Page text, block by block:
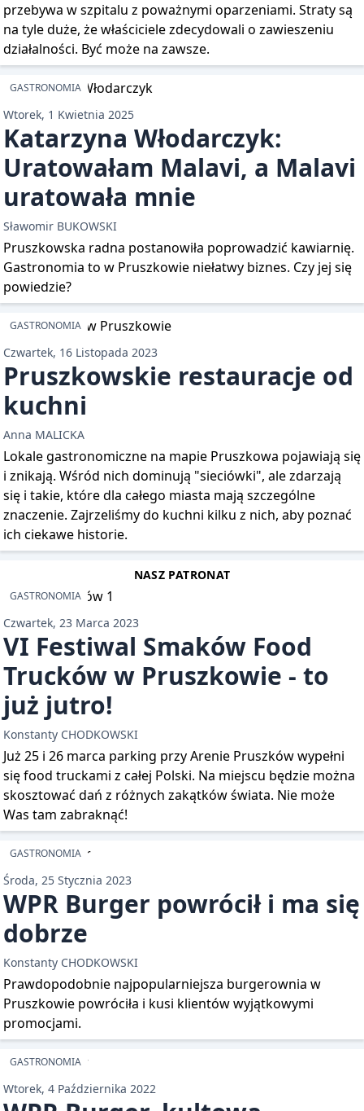
przebywa w szpitalu z poważnymi oparzeniami. Straty są
na tyle duże, że właściciele zdecydowali o zawieszeniu
działalności. Być może na zawsze.
GASTRONOMIA
Wtorek, 1 Kwietnia 2025
Katarzyna Włodarczyk:
Uratowałam Malavi, a Malavi
uratowała mnie
Sławomir BUKOWSKI
Pruszkowska radna postanowiła poprowadzić kawiarnię.
Gastronomia to w Pruszkowie niełatwy biznes. Czy jej się
powiedzie?
GASTRONOMIA
Czwartek, 16 Listopada 2023
Pruszkowskie restauracje od
kuchni
Anna MALICKA
Lokale gastronomiczne na mapie Pruszkowa pojawiają się
i znikają. Wśród nich dominują "sieciówki", ale zdarzają
się i takie, które dla całego miasta mają szczególne
znaczenie. Zajrzeliśmy do kuchni kilku z nich, aby poznać
ich ciekawe historie.
NASZ PATRONAT
GASTRONOMIA
Czwartek, 23 Marca 2023
VI Festiwal Smaków Food
Trucków w Pruszkowie - to
już jutro!
Konstanty CHODKOWSKI
Już 25 i 26 marca parking przy Arenie Pruszków wypełni
się food truckami z całej Polski. Na miejscu będzie można
skosztować dań z różnych zakątków świata. Nie może
Was tam zabraknąć!
GASTRONOMIA
Środa, 25 Stycznia 2023
WPR Burger powrócił i ma się
dobrze
Konstanty CHODKOWSKI
Prawdopodobnie najpopularniejsza burgerownia w
Pruszkowie powróciła i kusi klientów wyjątkowymi
promocjami.
GASTRONOMIA
Wtorek, 4 Października 2022